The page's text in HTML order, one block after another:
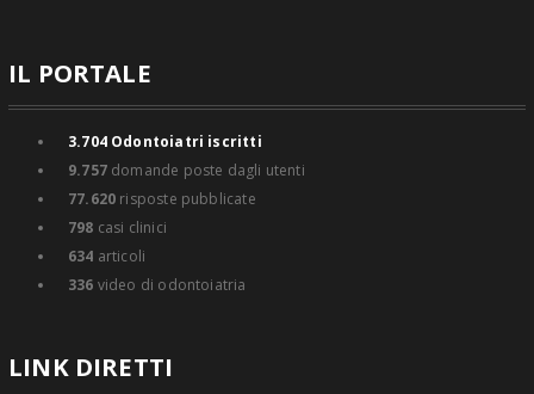
IL PORTALE
3.704Odontoiatri iscritti
9.757domande poste dagli utenti
77.620 risposte pubblicate
798 casi clinici
634 articoli
336 video di odontoiatria
LINK DIRETTI